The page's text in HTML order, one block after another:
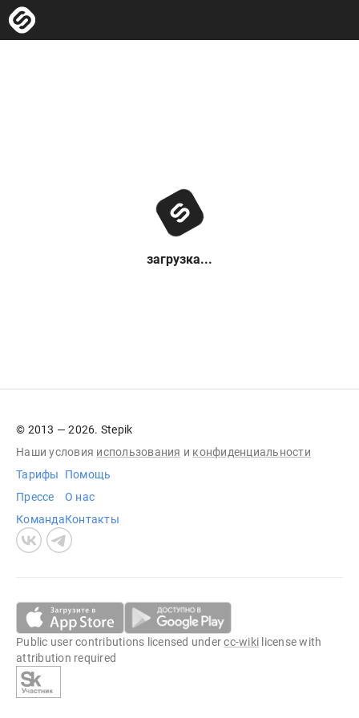
загрузка...
© 2013 — 2026. Stepik
Наши условия использования и конфиденциальности
Тарифы
Прессе
Команда
Помощь
О нас
Контакты
Public user contributions licensed undercc-wiki license with
attribution required